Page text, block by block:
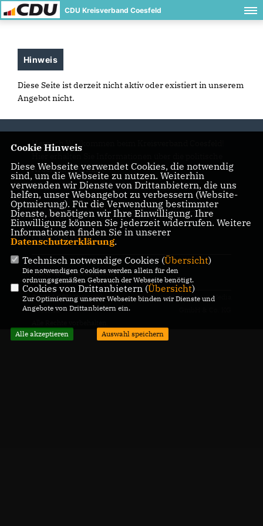
CDU Kreisverband Coesfeld
Hinweis
Diese Seite ist derzeit nicht aktiv oder existiert in unserem
Angebot nicht.
Herzlich Willkommen beim Kreisverband Coesfeld!
Arbeit und Termine.
IMPRESSUM DATENSCHUTZ KONTAKT
CDU NRW
CDU Deutschlands
© 2026 CDU Kreisverband
Coesfeld
Realisation: Sharkness Media
Cookie Hinweis
Diese Webseite verwendet Cookies, die notwendig
sind, um die Webseite zu nutzen. Weiterhin
verwenden wir Dienste von Drittanbietern, die uns
helfen, unser Webangebot zu verbessern (Website-
Optmierung). Für die Verwendung bestimmter
Dienste, benötigen wir Ihre Einwilligung. Ihre
Einwilligung können Sie jederzeit widerrufen. Weitere
Informationen finden Sie in unserer
Datenschutzerklärung.
Technisch notwendige Cookies (Übersicht)
Die notwendigen Cookies werden allein für den
ordnungsgemäßen Gebrauch der Webseite benötigt.
Cookies von Drittanbietern (Übersicht)
Zur Optimierung unserer Webseite binden wir Dienste und
Angebote von Drittanbietern ein.
Alle akzeptieren Auswahl speichern